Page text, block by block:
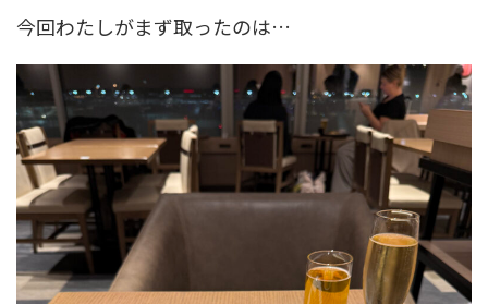
今回わたしがまず取ったのは…